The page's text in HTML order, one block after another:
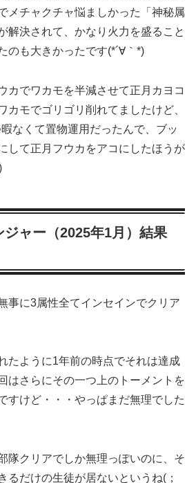
メチャクチャ悩ましかった「神秘属
解決されて、かなり火力を盛ること
のも大きかったです(*´∀｀*)
カでワカモを半減させて正月カヨコ
カモでゴリゴリ削れてましたけど、
なくて置物運用だったんで、ブッ
して正月フウカをアコにしたほうが
ジャー（2025年1月）結果
事に3属性全てインセインでクリア
たように1年前の時点でそれは達成
はさらにその一つ上のトーメントを
すけど・・・やっぱまだ無理でした
隊クリアでしか無理っぽいのに、そ
るだけの生徒が居ないというね(；